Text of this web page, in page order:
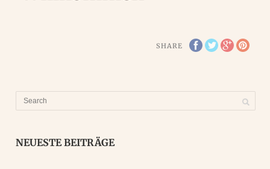
SHARE
NEUESTE BEITRÄGE